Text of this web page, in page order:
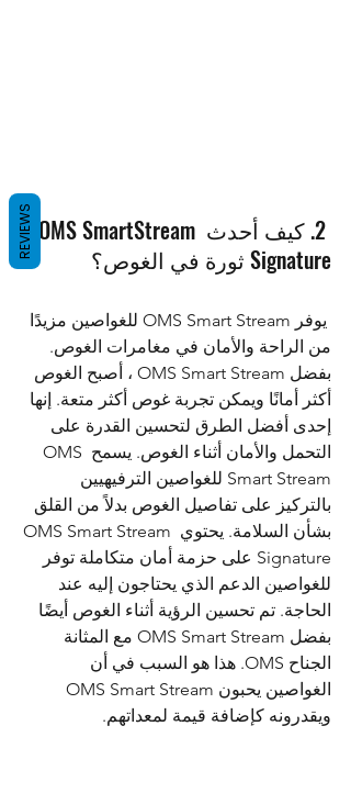
2. كيف أحدث OMS SmartStream
Signature ثورة في الغوص؟
يوفر OMS Smart Stream للغواصين مزيدًا
من الراحة والأمان في مغامرات الغوص.
بفضل OMS Smart Stream ، أصبح الغوص
أكثر أمانًا ويمكن تجربة غوص أكثر متعة. إنها
إحدى أفضل الطرق لتحسين القدرة على
التحمل والأمان أثناء الغوص. يسمح OMS
Smart Stream للغواصين الترفيهيين
بالتركيز على تفاصيل الغوص بدلاً من القلق
بشأن السلامة. يحتوي OMS Smart Stream
Signature على حزمة أمان متكاملة توفر
للغواصين الدعم الذي يحتاجون إليه عند
الحاجة. تم تحسين الرؤية أثناء الغوص أيضًا
بفضل OMS Smart Stream مع المثانة
الجناح OMS. هذا هو السبب في أن
ويقدرونه كإضافة قيمة لمعداتهم.
REVIEWS